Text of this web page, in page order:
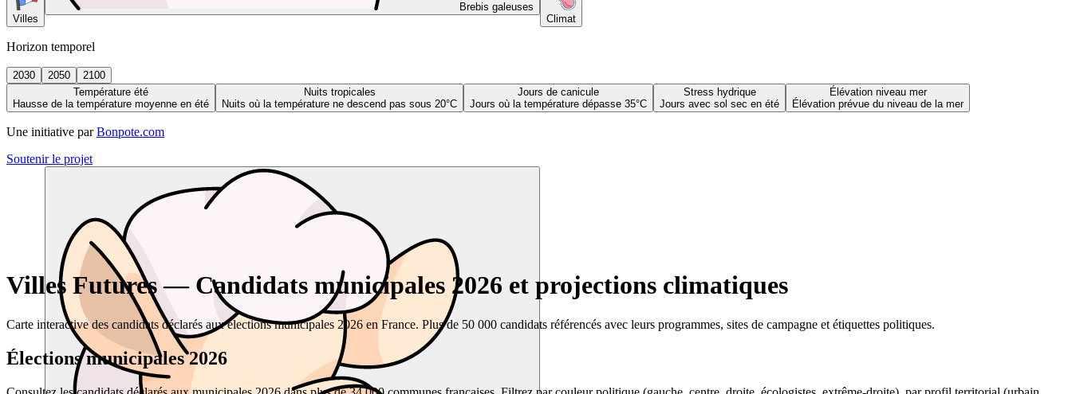
Villes
Brebis galeuses
Climat
Horizon temporel
2030 2050
2100
Température été
Hausse de la température moyenne en été
Nuits tropicales
Nuits où la température ne descend pas sous 20°C
Jours de canicule
Jours où la température dépasse 35°C
Stress hydrique
Jours avec sol sec en été
Élévation niveau mer
Élévation prévue du niveau de la mer
Une initiative par Bonpote.com
Soutenir le projet
Villes Futures — Candidats municipales 2026 et projections climatiques
Carte interactive des candidats déclarés aux élections municipales 2026 en France. Plus de 50 000 candidats référencés avec leurs programmes, sites de campagne et étiquettes politiques.
Élections municipales 2026